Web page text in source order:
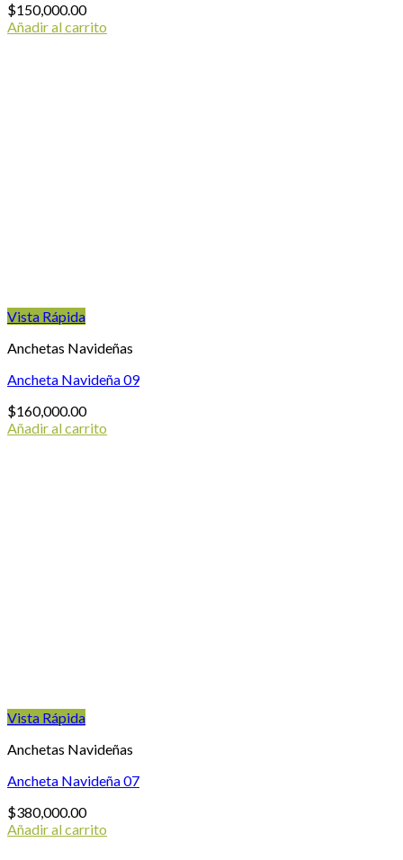
$150,000.00
Añadir al carrito
Vista Rápida
Anchetas Navideñas
Ancheta Navideña 09
$160,000.00
Añadir al carrito
Vista Rápida
Anchetas Navideñas
Ancheta Navideña 07
$380,000.00
Añadir al carrito